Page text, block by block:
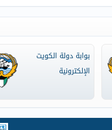
جهات حكومية أخرى